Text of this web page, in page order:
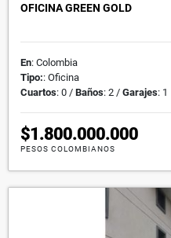
OFICINA GREEN GOLD
En: Colombia
Tipo:: Oficina
Cuartos: 0 / Baños: 2 / Garajes: 1
$1.800.000.000
PESOS COLOMBIANOS